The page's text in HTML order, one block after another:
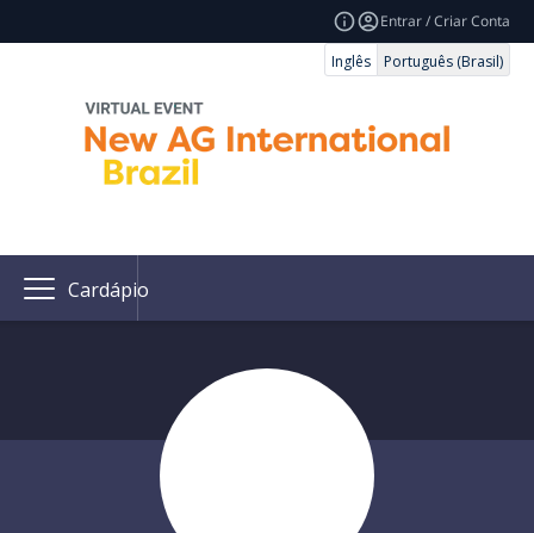
Entrar / Criar Conta
Inglês
Português (Brasil)
Cardápio